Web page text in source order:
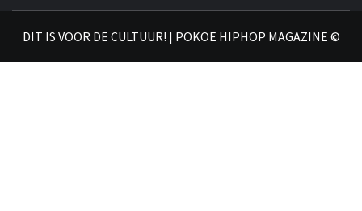
DIT IS VOOR DE CULTUUR! | POKOE HIPHOP MAGAZINE ©